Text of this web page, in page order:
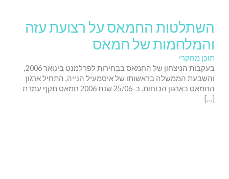
השתלטות החמאס על רצועת עזה
והמלחמות של חמאס
תוכן מחקרי
בעקבות הניצחון של החמאס בבחירות לפרלמנט בינואר 2006,
והשבעת הממשלה בראשותו של איסמעיל הנייה, התחיל ארגון
החמאס בארגון הכוחות. ב-25/06 שנת 2006 חמאס תקף עמדת
[…]